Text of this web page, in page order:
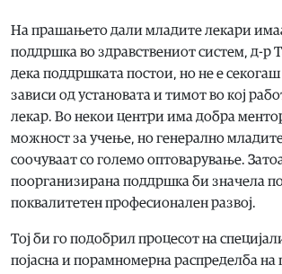
На прашањето дали младите лекари
поддршка во здравствениот систем, д-р
дека поддршката постои, но не е
зависи од установата и тимот во кој
лекар. Во некои центри има добра
можност за учење, но генерално
соочуваат со големо оптоварување.
поорганизирана поддршка би значела
поквалитетен професионален развој.
Тој би го подобрил процесот на
појасна и порамномерна распределба на